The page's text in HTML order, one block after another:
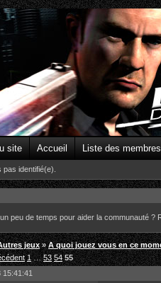
site Accueil Liste des membres
pas identifié(e).
peu de temps pour aider la communauté ?
jeux »A quoi jouez vous en ce
1 … 53 54 55
15:41:41